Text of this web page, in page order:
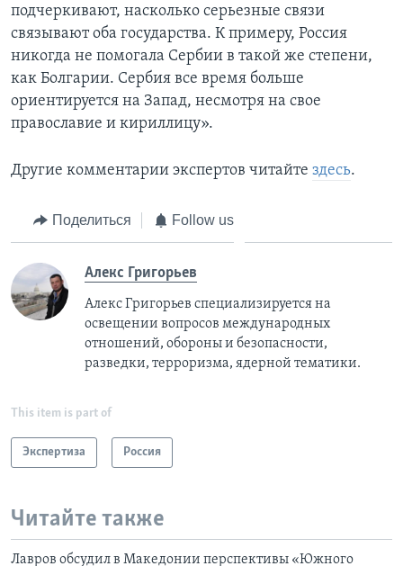
подчеркивают, насколько серьезные связи
связывают оба государства. К примеру, Россия
никогда не помогала Сербии в такой же степени,
как Болгарии. Сербия все время больше
ориентируется на Запад, несмотря на свое
православие и кириллицу».
Другие комментарии экспертов читайте здесь.
Поделиться Follow us
Алекс Григорьев
Алекс Григорьев специализируется на
освещении вопросов международных
отношений, обороны и безопасности,
разведки, терроризма, ядерной тематики.
This item is part of
Экспертиза Россия
Читайте также
Лавров обсудил в Македонии перспективы «Южного